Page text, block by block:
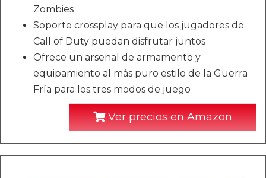
Zombies
Soporte crossplay para que los jugadores de
Call of Duty puedan disfrutar juntos
Ofrece un arsenal de armamento y
equipamiento al más puro estilo de la Guerra
Fría para los tres modos de juego
Ver precios en Amazon